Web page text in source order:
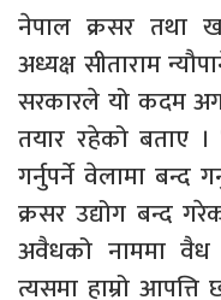
नेपाल क्रसर तथा
अध्यक्ष सीताराम
सरकारले यो कदम
तयार रहेको बताए ।
गर्नुपर्ने वेलामा बन्द
क्रसर उद्योग बन्द
अवैधको नाममा वैध
त्यसमा हाम्रो